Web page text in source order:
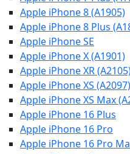
Apple iPhone 8 (A1905)
Apple iPhone 8 Plus
Apple iPhone SE
Apple iPhone X (A1901)
Apple iPhone XR
Apple iPhone XS (A2097)
Apple iPhone XS Max
Apple iPhone 16 Plus
Apple iPhone 16 Pro
Apple iPhone 16 Pro